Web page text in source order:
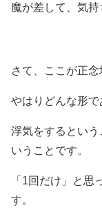
魔が差して、気持
さて、ここが正念
やはりどんな形で
浮気をするとい
いうことです。
「1回だけ」と
す。